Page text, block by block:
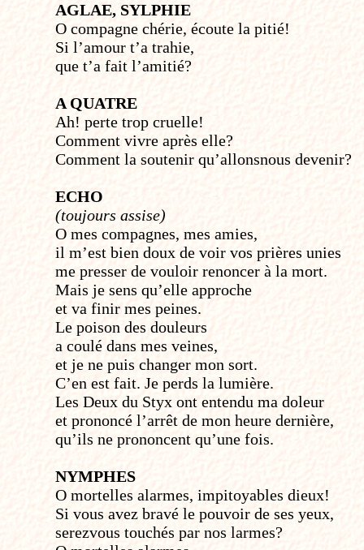
AGLAE, SYLPHIE
O compagne chérie, écoute la pitié!
Si l’amour t’a trahie,
que t’a fait l’amitié?
A QUATRE
Ah! perte trop cruelle!
Comment vivre après elle?
Comment la soutenir qu’allons­nous devenir?
ECHO
(toujours assise)
O mes compagnes, mes amies,
il m’est bien doux de voir vos prières unies
me presser de vouloir renoncer à la mort.
Mais je sens qu’elle approche
et va finir mes peines.
Le poison des douleurs
a coulé dans mes veines,
et je ne puis changer mon sort.
C’en est fait. Je perds la lumière.
Les Deux du Styx ont entendu ma doleur
et prononcé l’arrêt de mon heure dernière,
qu’ils ne prononcent qu’une fois.
NYMPHES
O mortelles alarmes, impitoyables dieux!
Si vous avez bravé le pouvoir de ses yeux,
serez­vous touchés par nos larmes?